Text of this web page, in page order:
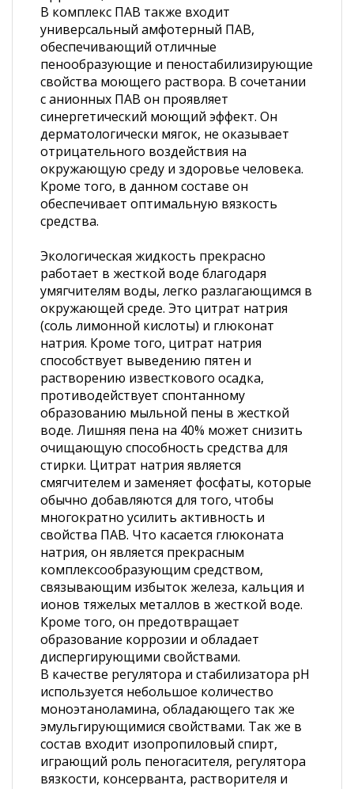
В комплекс ПАВ также входит
универсальный амфотерный ПАВ,
обеспечивающий отличные
пенообразующие и пеностабилизирующие
свойства моющего раствора. В сочетании
с анионных ПАВ он проявляет
синергетический моющий эффект. Он
дерматологически мягок, не оказывает
отрицательного воздействия на
окружающую среду и здоровье человека.
Кроме того, в данном составе он
обеспечивает оптимальную вязкость
средства.
Экологическая жидкость прекрасно
работает в жесткой воде благодаря
умягчителям воды, легко разлагающимся в
окружающей среде. Это цитрат натрия
(соль лимонной кислоты) и глюконат
натрия. Кроме того, цитрат натрия
способствует выведению пятен и
растворению известкового осадка,
противодействует спонтанному
образованию мыльной пены в жесткой
воде. Лишняя пена на 40% может снизить
очищающую способность средства для
стирки. Цитрат натрия является
смягчителем и заменяет фосфаты, которые
обычно добавляются для того, чтобы
многократно усилить активность и
свойства ПАВ. Что касается глюконата
натрия, он является прекрасным
комплексообразующим средством,
связывающим избыток железа, кальция и
ионов тяжелых металлов в жесткой воде.
Кроме того, он предотвращает
образование коррозии и обладает
диспергирующими свойствами.
В качестве регулятора и стабилизатора рН
используется небольшое количество
моноэтаноламина, обладающего так же
эмульгирующимися свойствами. Так же в
состав входит изопропиловый спирт,
играющий роль пеногасителя, регулятора
вязкости, консерванта, растворителя и